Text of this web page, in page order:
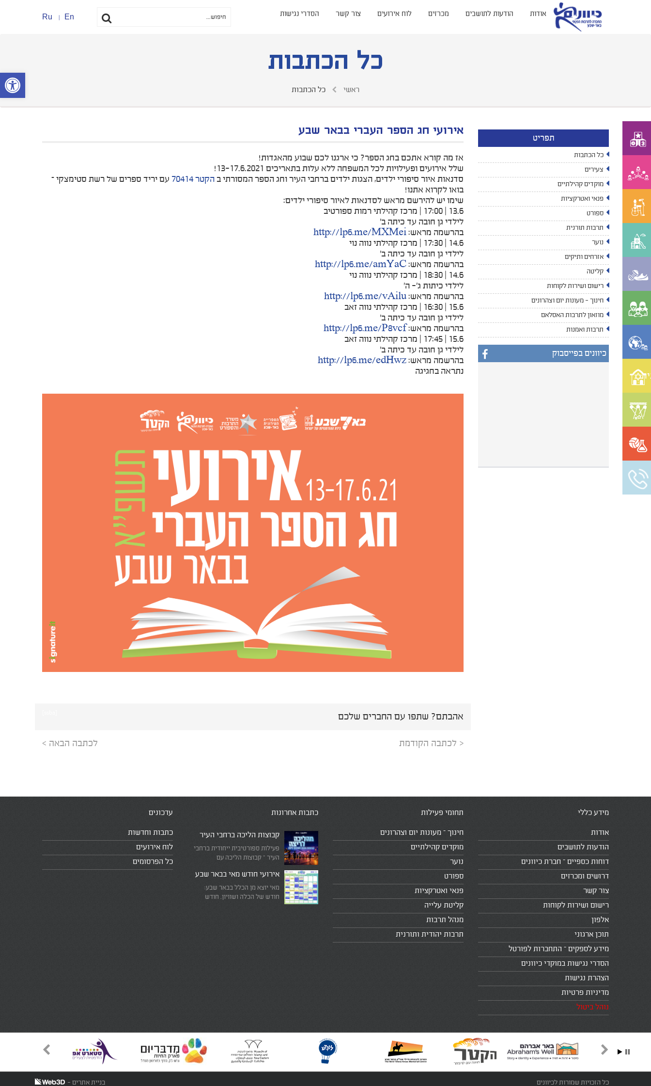
פתח סרגל
אודות הודעות לתושבים מכרזים לוח אירועים צור קשר הסדרי נגישות En
Ru
כל הכתבות
ראשי כל הכתבות
תפריט
כל הכתבות
צעירים
מוקדים קהילתיים
פנאי ואטרקציות
ספורט
תרבות תורנית
נוער
אזרחים ותיקים
קליטה
רישום ושירות לקוחות
חינוך - מעונות יום וצהרונים
מוזאון לתרבות האסלאם
תרבות ואמנות
כיוונים בפייסבוק
אירועי חג הספר העברי בבאר שבע
אז מה קורא אתכם בחג הספר? כי ארגנו לכם שבוע מהאגדות!
שלל אירועים ופעילויות לכל המשפחה ללא עלות בתאריכים 13-17.6.2021!
סדנאות איור סיפורי ילדים, הצגות ילדים ברחבי העיר וחג הספר המסורתי ב הקטר 70414
עם יריד ספרים של רשת סטימצקי –
בואו לקרוא אתנו!
שימו יש להירשם מראש לסדנאות לאיור סיפורי ילדים:
13.6 | 17:00 | מרכז קהילתי רמות ספורטיב
לילדי גן חובה עד כיתה ב'
בהרשמה מראש:http://lp6.me/MXMei
14.6 | 17:30 | מרכז קהילתי נווה נוי
לילדי גן חובה עד כיתה ב'
בהרשמה מראש:http://lp6.me/amYaC
14.6 | 18:30 | מרכז קהילתי נווה נוי
לילדי כיתות ג'- ה'
בהרשמה מראש:http://lp6.me/vAilu
15.6 | 16:30 | מרכז קהילתי נווה זאב
לילדי גן חובה עד כיתה ב'
בהרשמה מראש:http://lp6.me/P8vcf
15.6 | 17:45 | מרכז קהילתי נווה זאב
לילדי גן חובה עד כיתה ב'
בהרשמה מראש:http://lp6.me/edHwz
נתראה בחגיגה
אהבתם? שתפו עם החברים שלכם
< לכתבה הקודמת לכתבה הבאה >
מידע כללי
אודות
הודעות לתושבים
דוחות כספיים – חברת כיוונים
דרושים ומכרזים
צור קשר
רישום ושירות לקוחות
אלפון
תוכן ארגוני
מידע לספקים – התחברות לפורטל
הסדרי נגישות במוקדי כיוונים
הצהרת נגישות
מדיניות פרטיות
נוהל ביטול
תחומי פעילות
חינוך – מעונות יום וצהרונים
מוקדים קהילתיים
נוער
ספורט
פנאי ואטרקציות
קליטת עלייה
מנהל תרבות
תרבות יהודית ותורנית
כתבות אחרונות
קבוצות הליכה ברחבי העיר
פעילות ספורטיבית ייחודית ברחבי
העיר – קבוצות הליכה עם
אירועי חודש מאי בבאר שבע
מאי יוצא מן הכלל בבאר שבע:
חודש של הכלה ושוויון. חודש
עדכונים
כתבות וחדשות
לוח אירועים
כל הפרסומים
כל הזכויות שמורות לכיוונים בניית אתרים -